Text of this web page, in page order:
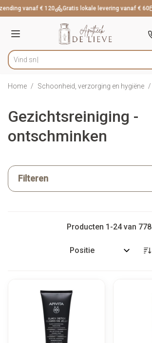
Ga naar de inhoud
1 van 1
vanaf € 120 Gratis lokale levering vanaf € 60
Menu
Product, merk, categorie...
Vind snel wondver
Home / Schoonheid, verzorging en hygiëne /
Gezichtsreiniging -
ontschminken
Filteren
Producten 1 -24van 778
Sorteer op: